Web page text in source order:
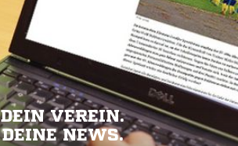
DEIN VEREIN.
DEINE NEWS.